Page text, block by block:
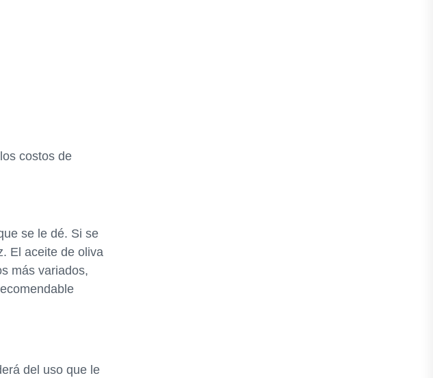
costos de
se le dé. Si se
El aceite de oliva
más variados,
del uso que le